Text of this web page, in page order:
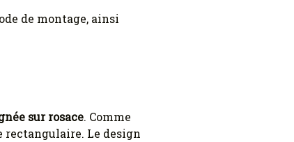
de montage, ainsi
sur rosace. Comme
rectangulaire. Le design